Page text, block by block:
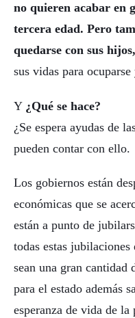
no quieren acabar en
tercera edad. Pero
quedarse con sus hijos,
sus vidas para
Y ¿Qué se hace?
¿Se espera ayudas de
pueden contar con ello.
Los gobiernos están
económicas que se
están a punto de
todas estas
sean una gran cantidad
para el estado además
esperanza de vida de